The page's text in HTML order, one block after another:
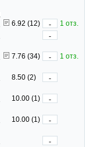
6.92 (12) -
1 отз.
-
7.76 (34) -
1 отз.
8.50 (2)
-
10.00 (1)
-
10.00 (1)
-
-